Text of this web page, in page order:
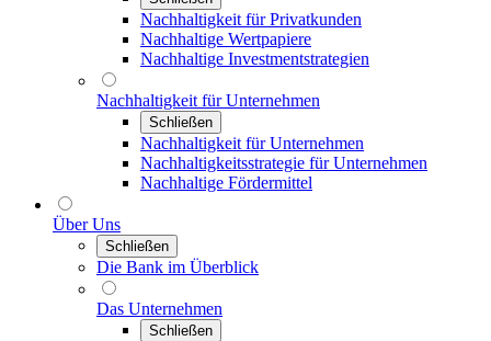
Nachhaltigkeit für Privatkunden
Nachhaltige Wertpapiere
Nachhaltige Investmentstrategien
Nachhaltigkeit für Unternehmen
Schließen
Nachhaltigkeit für Unternehmen
Nachhaltigkeitsstrategie für Unternehmen
Nachhaltige Fördermittel
Über Uns
Schließen
Die Bank im Überblick
Das Unternehmen
Schließen